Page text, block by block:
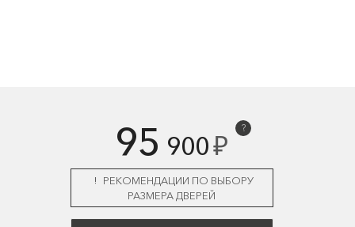
95 900₽
?
РЕКОМЕНДАЦИИ ПО ВЫБОРУ
РАЗМЕРА ДВЕРЕЙ